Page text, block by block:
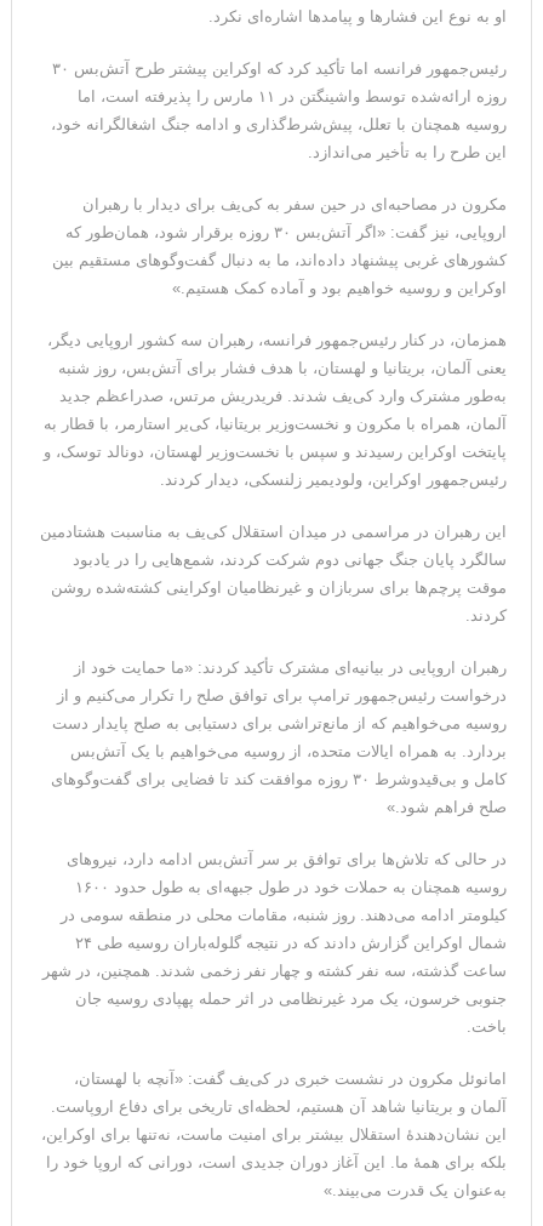
مقاله: اپوزیسیون بی‌راه‌حل؛ وقتی دشمنی با پهلوی جای نجات
ایران را می‌گیرد
۱۰ تریلیون دلار؛ چگونه جرایم سایبری به سومین اقتصاد بزرگ جهان
تبدیل شد؟
ترامپ: پیروزی عبدال السید اسرائیل‌ستیز، خبر خوبی برای
جمهوری‌خواهان است
او به نوع این فشارها و پیامدها اشاره‌ای نکرد.
رئیس‌جمهور فرانسه اما تأکید کرد که اوکراین پیشتر طرح آتش‌بس ۳۰
روزه ارائه‌شده توسط واشینگتن در ۱۱ مارس را پذیرفته است، اما
روسیه همچنان با تعلل، پیش‌شرط‌گذاری و ادامه جنگ اشغالگرانه خود،
این طرح را به تأخیر می‌اندازد.
مکرون در مصاحبه‌ای در حین سفر به کی‌یف برای دیدار با رهبران
اروپایی، نیز گفت: «اگر آتش‌بس ۳۰ روزه برقرار شود، همان‌طور که
کشورهای غربی پیشنهاد داده‌اند، ما به دنبال گفت‌وگوهای مستقیم بین
اوکراین و روسیه خواهیم بود و آماده کمک هستیم.»
همزمان، در کنار رئیس‌جمهور فرانسه، رهبران سه کشور اروپایی دیگر،
یعنی آلمان، بریتانیا و لهستان، با هدف فشار برای آتش‌بس، روز شنبه
به‌طور مشترک وارد کی‌یف شدند. فریدریش مرتس، صدراعظم جدید
آلمان، همراه با مکرون و نخست‌وزیر بریتانیا، کی‌یر استارمر، با قطار به
پایتخت اوکراین رسیدند و سپس با نخست‌وزیر لهستان، دونالد توسک، و
رئیس‌جمهور اوکراین، ولودیمیر زلنسکی، دیدار کردند.
این رهبران در مراسمی در میدان استقلال کی‌یف به مناسبت هشتادمین
سالگرد پایان جنگ جهانی دوم شرکت کردند، شمع‌هایی را در یادبود
موقت پرچم‌ها برای سربازان و غیرنظامیان اوکراینی کشته‌شده روشن
کردند.
رهبران اروپایی در بیانیه‌ای مشترک تأکید کردند: «ما حمایت خود از
درخواست رئیس‌جمهور ترامپ برای توافق صلح را تکرار می‌کنیم و از
روسیه می‌خواهیم که از مانع‌تراشی برای دستیابی به صلح پایدار دست
بردارد. به همراه ایالات متحده، از روسیه می‌خواهیم با یک آتش‌بس
کامل و بی‌قیدوشرط ۳۰ روزه موافقت کند تا فضایی برای گفت‌وگوهای
صلح فراهم شود.»
در حالی که تلاش‌ها برای توافق بر سر آتش‌بس ادامه دارد، نیروهای
روسیه همچنان به حملات خود در طول جبهه‌ای به طول حدود ۱۶۰۰
کیلومتر ادامه می‌دهند. روز شنبه، مقامات محلی در منطقه سومی در
شمال اوکراین گزارش دادند که در نتیجه گلوله‌باران روسیه طی ۲۴
ساعت گذشته، سه نفر کشته و چهار نفر زخمی شدند. همچنین، در شهر
جنوبی خرسون، یک مرد غیرنظامی در اثر حمله پهپادی روسیه جان
باخت.
امانوئل مکرون در نشست خبری در کی‌یف گفت: «آنچه با لهستان،
آلمان و بریتانیا شاهد آن هستیم، لحظه‌ای تاریخی برای دفاع اروپاست.
این نشان‌دهندهٔ استقلال بیشتر برای امنیت ماست، نه‌تنها برای اوکراین،
بلکه برای همهٔ ما. این آغاز دوران جدیدی است، دورانی که اروپا خود را
به‌عنوان یک قدرت می‌بیند.»